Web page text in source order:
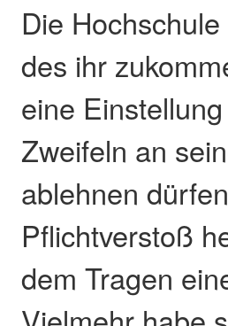
Die
des ihr
eine
Zweifeln an
ablehnen
Pflichtverstoß
dem Tragen